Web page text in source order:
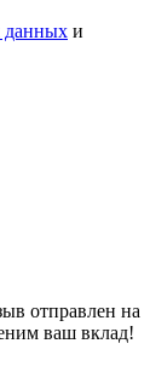
данных и
отправлен на
ваш вклад!